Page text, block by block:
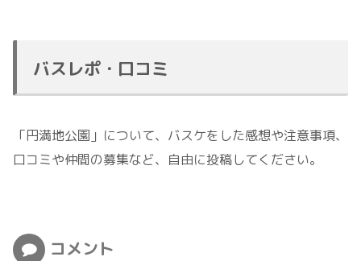
バスレポ・口コミ
「円満地公園」について、バスケをした感想や注意事項、
口コミや仲間の募集など、自由に投稿してください。
コメント